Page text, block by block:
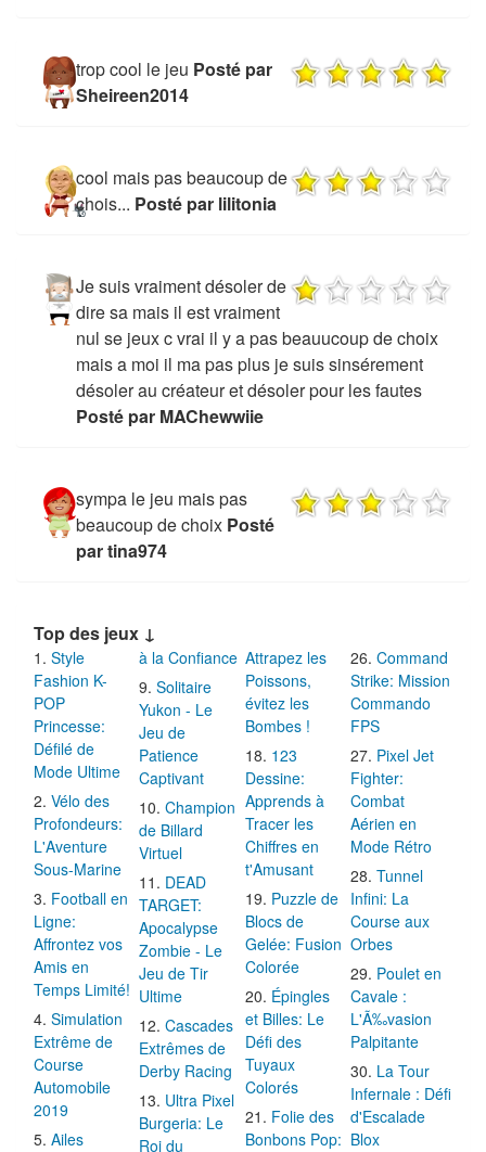
trop cool le jeu Posté par
Sheireen2014
cool mais pas beaucoup de
chois... Posté par lilitonia
Je suis vraiment désoler de
dire sa mais il est vraiment
nul se jeux c vrai il y a pas beauucoup de choix
mais a moi il ma pas plus je suis sinsérement
désoler au créateur et désoler pour les fautes
Posté par MAChewwiie
sympa le jeu mais pas
beaucoup de choix Posté
par tina974
Top des jeux ↓
Style
Fashion K-
POP
Princesse:
Défilé de
Mode Ultime
Vélo des
Profondeurs:
L'Aventure
Sous-Marine
Football en
Ligne:
Affrontez vos
Amis en
Temps Limité!
Simulation
Extrême de
Course
Automobile
2019
Ailes
à la Confiance
Solitaire
Yukon - Le
Jeu de
Patience
Captivant
Champion
de Billard
Virtuel
DEAD
TARGET:
Apocalypse
Zombie - Le
Jeu de Tir
Ultime
Cascades
Extrêmes de
Derby Racing
Ultra Pixel
Burgeria: Le
Roi du
Attrapez les
Poissons,
évitez les
Bombes !
123
Dessine:
Apprends à
Tracer les
Chiffres en
t'Amusant
Puzzle de
Blocs de
Gelée: Fusion
Colorée
Épingles
et Billes: Le
Défi des
Tuyaux
Colorés
Folie des
Bonbons Pop:
Command
Strike: Mission
Commando
FPS
Pixel Jet
Fighter:
Combat
Aérien en
Mode Rétro
Tunnel
Infini: La
Course aux
Orbes
Poulet en
Cavale :
L'Ã‰vasion
Palpitante
La Tour
Infernale : Défi
d'Escalade
Blox